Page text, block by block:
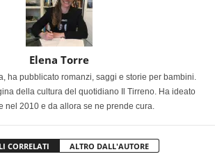
Elena Torre
ha pubblicato romanzi, saggi e storie per bambini.
della cultura del quotidiano Il Tirreno. Ha ideato
nel 2010 e da allora se ne prende cura.
CORRELATI ALTRO DALL'AUTORE